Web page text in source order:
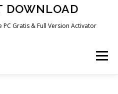
DOWNLOAD
Gratis & Full Version Activator
Menu